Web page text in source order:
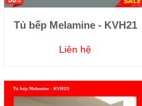
Tủ bếp Melamine - KVH21
Liên hệ